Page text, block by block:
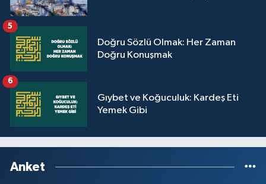
Doğru Sözlü Olmak: Her Zaman
Doğru Konuşmak
5
Gıybet ve Koğuculuk: Kardeş Eti
Yemek Gibi
6
Anket
Zonguldak Müftülüğü